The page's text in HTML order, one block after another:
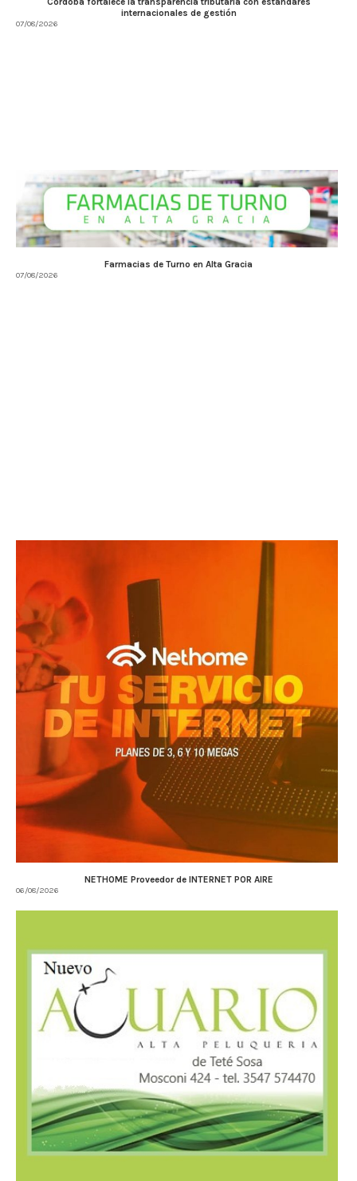
internacionales de gestión
07/08/2026
Farmacias de Turno en Alta Gracia
07/08/2026
NETHOME Proveedor de INTERNET POR AIRE
06/08/2026